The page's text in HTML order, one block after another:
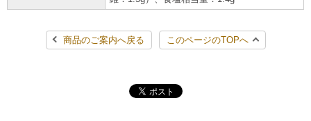
セブン‐イレブンの海外事業
サステナビリティレポート
简体中文(服务)
한국어(서비스)
商品のご案内へ戻る このページのTOPへ